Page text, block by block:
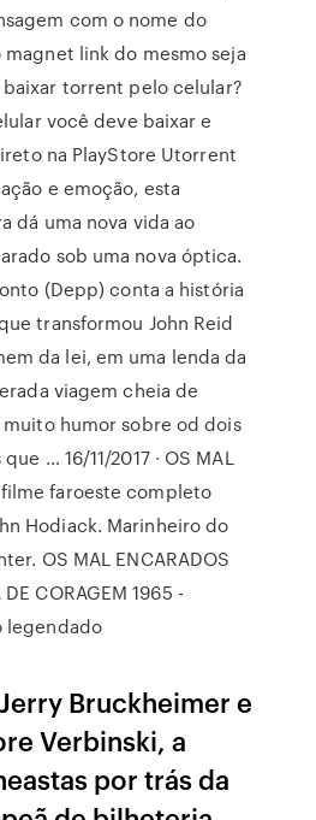
com o nome do
link do mesmo seja
torrent pelo celular?
você deve baixar e
na PlayStore Utorrent
e emoção, esta
dá uma nova vida ao
sob uma nova óptica.
(Depp) conta a história
transformou John Reid
da lei, em uma lenda da
viagem cheia de
humor sobre od dois
… 16/11/2017 · OS MAL
filme faroeste completo
Hodiack. Marinheiro do
OS MAL ENCARADOS
CORAGEM 1965 -
legendado
Bruckheimer e
Verbinski, a
por trás da